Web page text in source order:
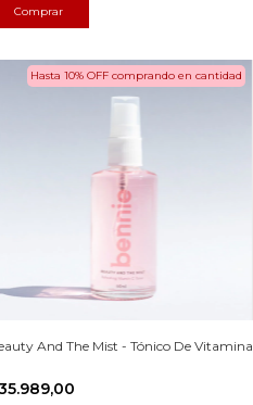
And The Mist - Tónico De Vitamina
Hasta 10% OFF comprando en cantidad